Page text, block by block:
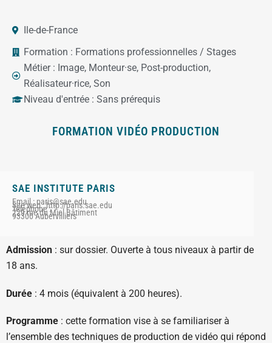
Ile-de-France
Formation : Formations professionnelles / Stages
Métier : Image, Monteur·se, Post-production,
Réalisateur·rice, Son
Niveau d'entrée : Sans prérequis
FORMATION VIDÉO PRODUCTION
SAE INSTITUTE PARIS
Email : paris@sae.edu
Site web : http://paris.sae.edu
Téléphone :
229 rue du Miel Bâtiment
93300 Aubervilliers
Admission : sur dossier. Ouverte à tous niveaux à partir de
18 ans.
Durée : 4 mois (équivalent à 200 heures).
Programme : cette formation vise à se familiariser à
l’ensemble des techniques de production de vidéo qui répond